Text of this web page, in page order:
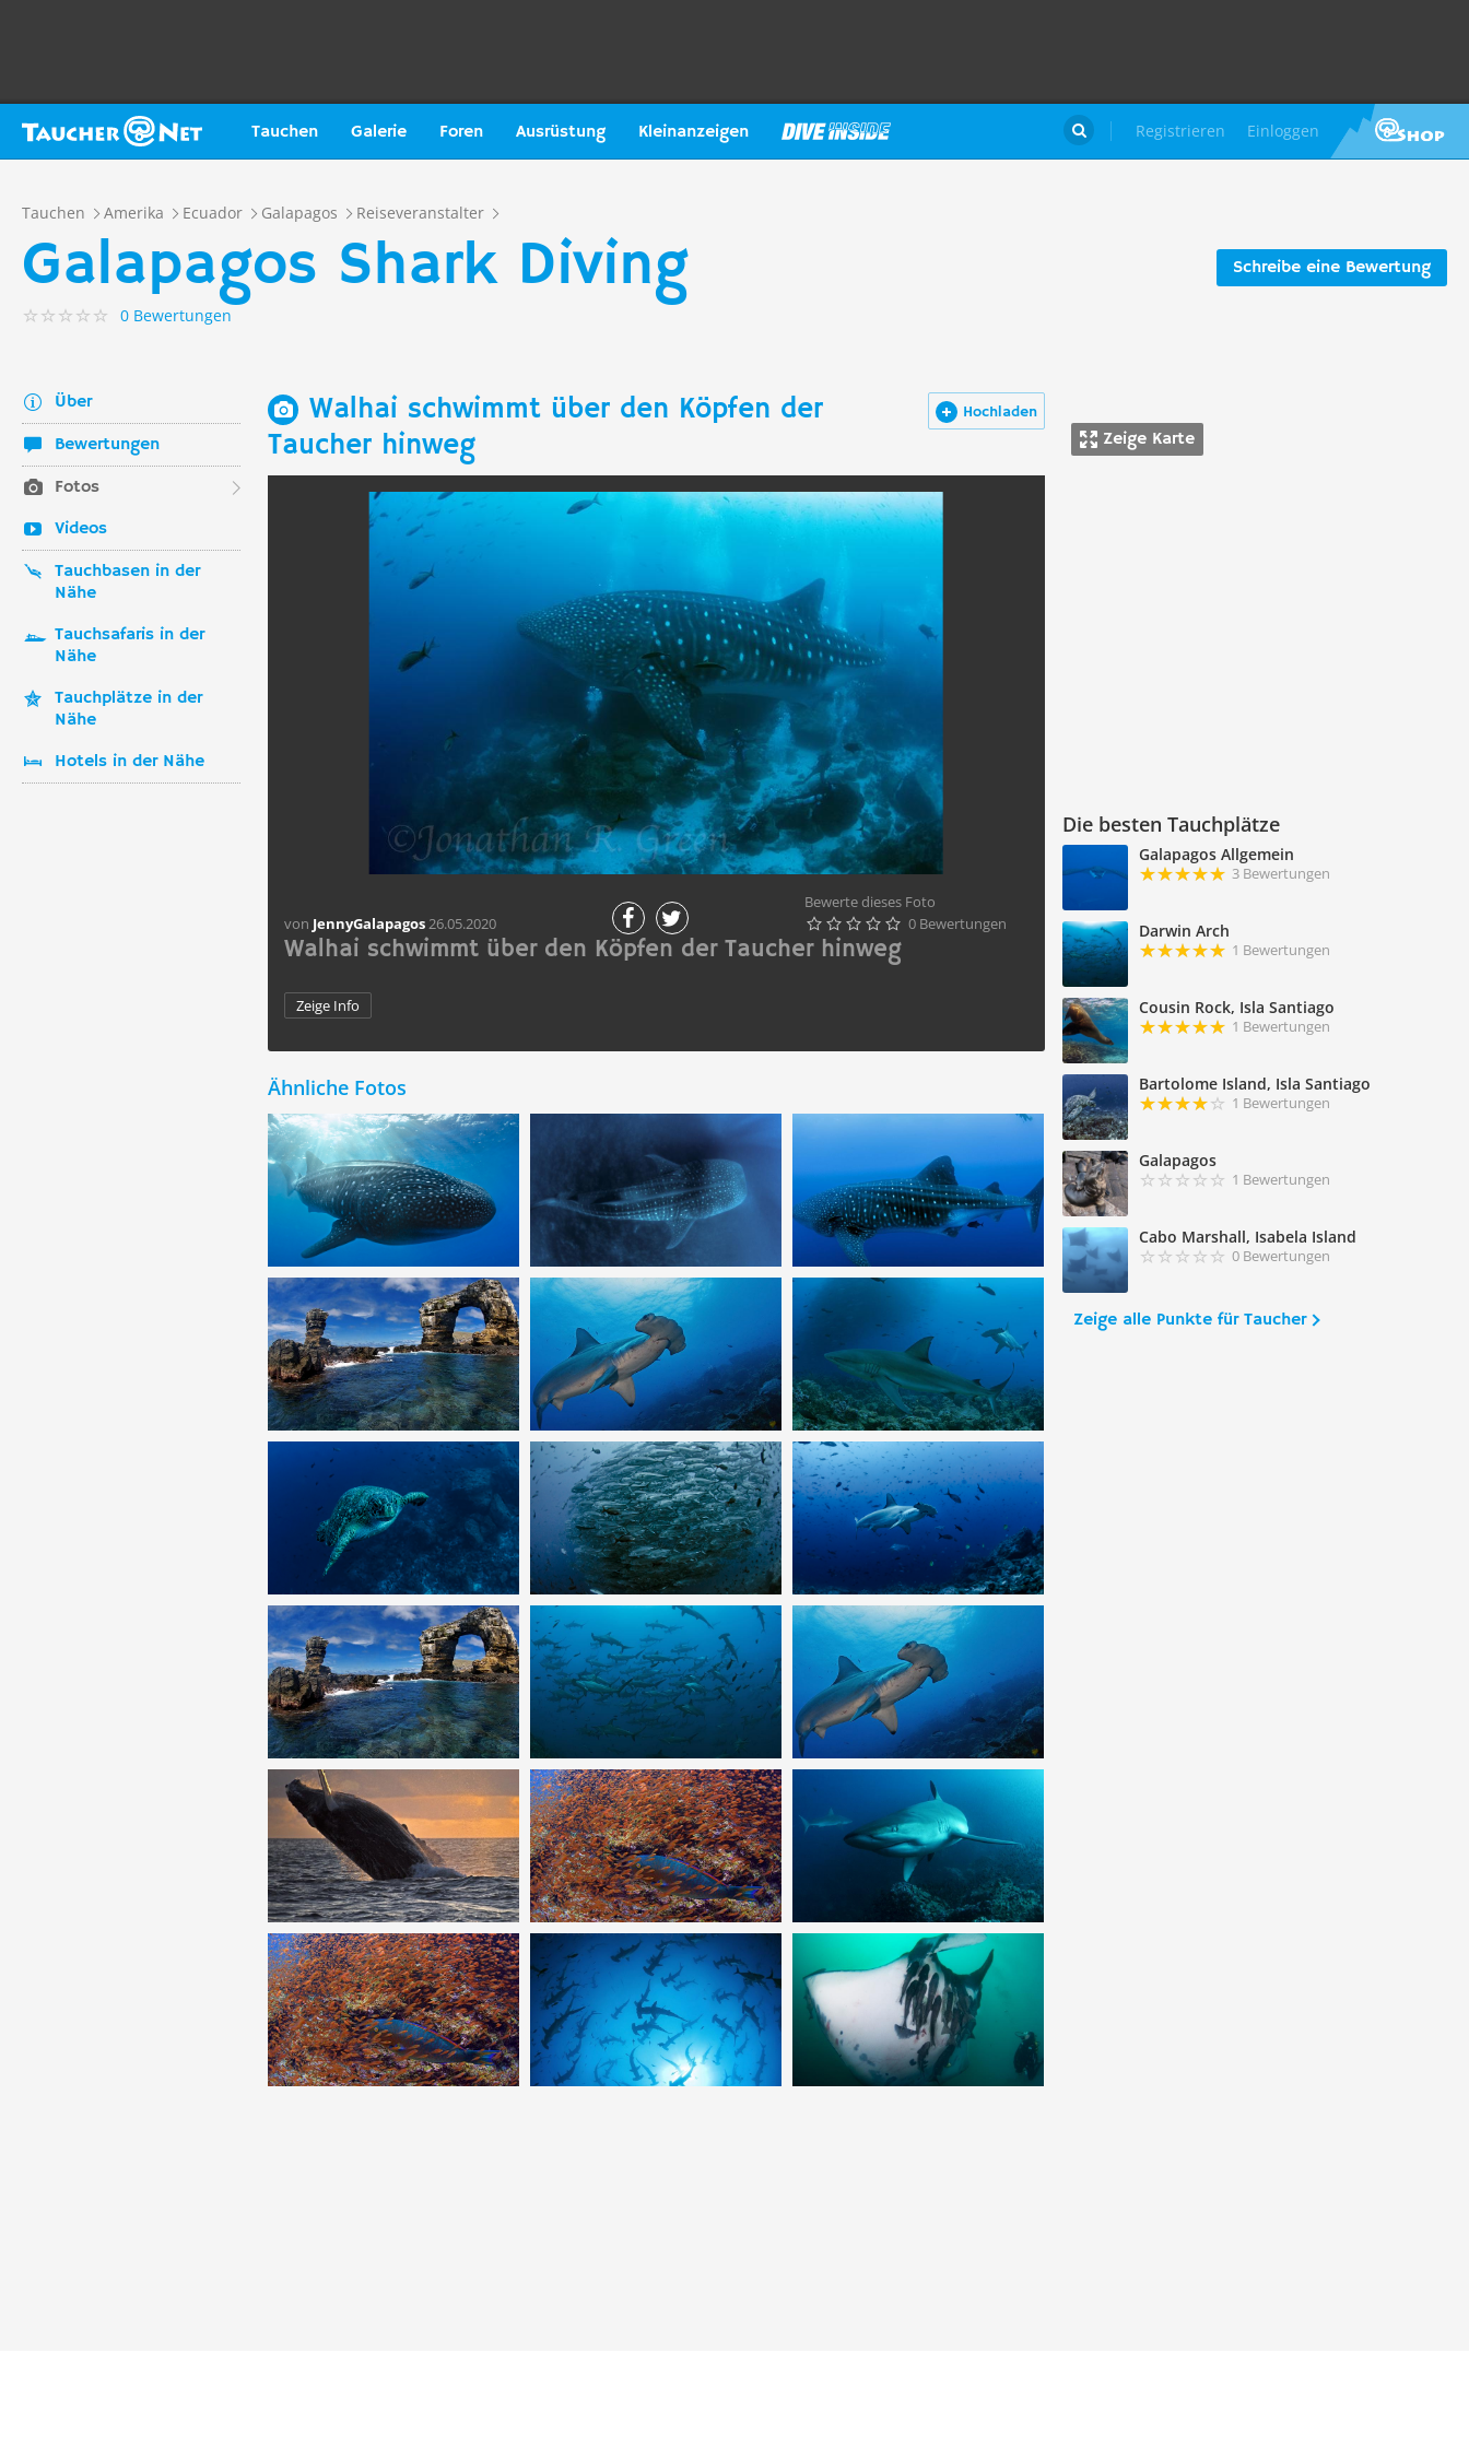
Tauchen Galerie Foren Ausrüstung Kleinanzeigen Registrieren Einloggen

Tauchen Amerika Ecuador Galapagos Reiseveranstalter
Schreibe eine Bewertung
Galapagos Shark Diving
0 Bewertungen
Über
Bewertungen
Fotos
Videos
Tauchbasen in der
Nähe
Tauchsafaris in der
Nähe
Tauchplätze in der
Nähe
Hotels in der Nähe
Zeige Karte
Die besten Tauchplätze
Galapagos Allgemein
3 Bewertungen
Darwin Arch
1 Bewertungen
Cousin Rock, Isla Santiago
1 Bewertungen
Bartolome Island, Isla Santiago
1 Bewertungen
Galapagos
1 Bewertungen
Cabo Marshall, Isabela Island
0 Bewertungen
Zeige alle Punkte für Taucher
Hochladen
Walhai schwimmt über den Köpfen der
Taucher hinweg
von JennyGalapagos26.05.2020
Bewerte dieses Foto
     0 Bewertungen
Walhai schwimmt über den Köpfen der Taucher hinweg
Zeige Info
Ähnliche Fotos